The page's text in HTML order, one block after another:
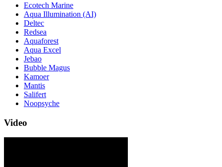
Ecotech Marine
Aqua Illumination (AI)
Deltec
Redsea
Aquaforest
Aqua Excel
Jebao
Bubble Magus
Kamoer
Mantis
Salifert
Noopsyche
Video